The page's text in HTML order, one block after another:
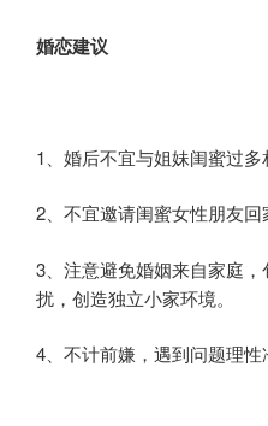
婚恋建议
1、婚后不宜与姐妹闺蜜过多
2、不宜邀请闺蜜女性朋友回
3、注意避免婚姻来自家庭
扰，创造独立小家环境。
4、不计前嫌，遇到问题理性